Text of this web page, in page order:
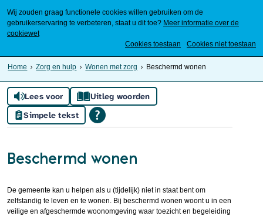
Wij zouden graag functionele cookies willen gebruiken om de
gebruikerservaring te verbeteren, staat u dit toe? Meer informatie over de
cookiewet
Cookies toestaan
Cookies niet toestaan
Home Zorg en hulp Wonen met zorg Beschermd wonen
Lees voor
Uitleg woorden
Simpele tekst
Beschermd wonen
De gemeente kan u helpen als u (tijdelijk) niet in staat bent om
zelfstandig te leven en te wonen. Bij beschermd wonen woont u in een
veilige en afgeschermde woonomgeving waar toezicht en begeleiding